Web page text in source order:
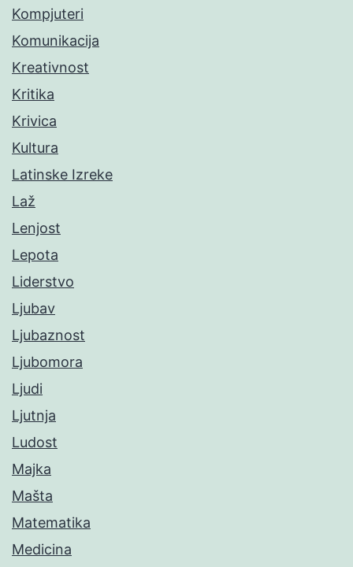
Kompjuteri
Komunikacija
Kreativnost
Kritika
Krivica
Kultura
Latinske Izreke
Laž
Lenjost
Lepota
Liderstvo
Ljubav
Ljubaznost
Ljubomora
Ljudi
Ljutnja
Ludost
Majka
Mašta
Matematika
Medicina